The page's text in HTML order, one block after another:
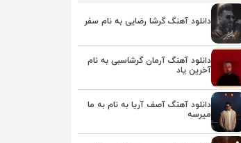
سامان جلیلی
فرزاد فرزین
حمید عسکری
احسان خواجه امیری
رضا صادقی
روزبه بمانی
یوسف زمانی
دانلود آهنگ گرشا رضایی به نام سفر
دانلود آهنگ آرمان گرشاسبی به نام
آخرین یاد
دانلود آهنگ آصف آریا به نام به ما
میرسه